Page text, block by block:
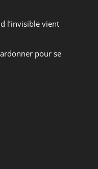
l’invisible vient
pour se